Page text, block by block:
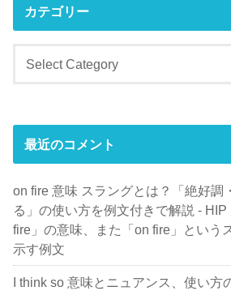
カテゴリー
最近のコメント
on fire 意味 スラングとは？「絶好調
る」の使い方を例文付きで解説 -
fire」の意味、また「on fire」という
示す例文
I think so 意味とニュアンス、使い方